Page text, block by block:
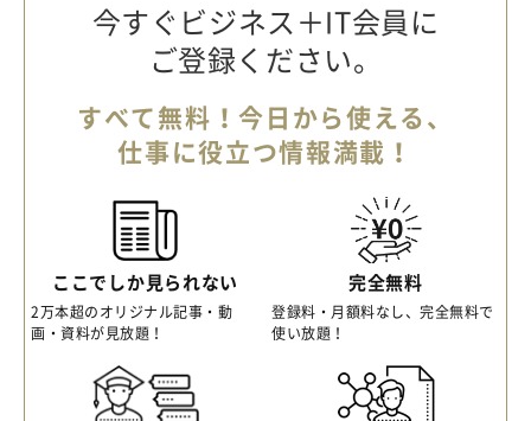
今すぐビジネス＋IT会員に
ご登録ください。
すべて無料！今日から使える、
仕事に役立つ情報満載！
ここでしか見られない
2万本超のオリジナル記事・動
画・資料が見放題！
完全無料
登録料・月額料なし、完全無料で
使い放題！